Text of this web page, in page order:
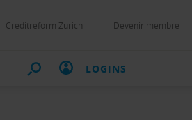
Creditreform Zurich Devenir membre
LOGINS